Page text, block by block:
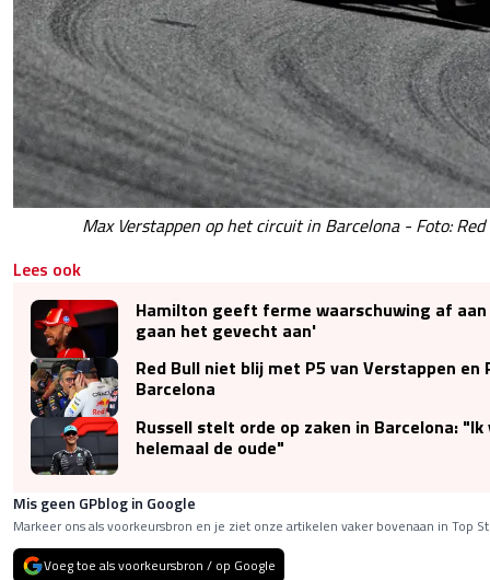
Max Verstappen op het circuit in Barcelona - Foto:
Lees ook
Hamilton geeft ferme waarschuwing af aan
gaan het gevecht aan'
Red Bull niet blij met P5 van Verstappen en
Barcelona
Russell stelt orde op zaken in Barcelona:
helemaal de oude"
Mis geen GPblog in Google
Markeer ons als voorkeursbron en je ziet onze artikelen vaker bovenaan in Top
Voeg toe als voorkeursbron / op Google